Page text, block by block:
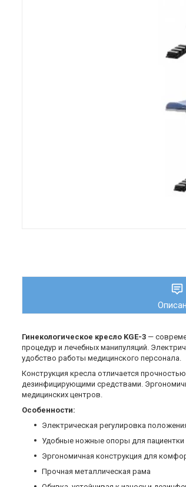
Гинекологическое кресло KGE-3 —
процедур и лечебных манипуляций.
удобство работы медицинского персонала.
Конструкция кресла отличается
дезинфицирующими средствами.
медицинских центров.
Особенности:
Электрическая регулировка
Удобные ножные опоры для пациентки
Эргономичная конструкция для
Прочная металлическая рама